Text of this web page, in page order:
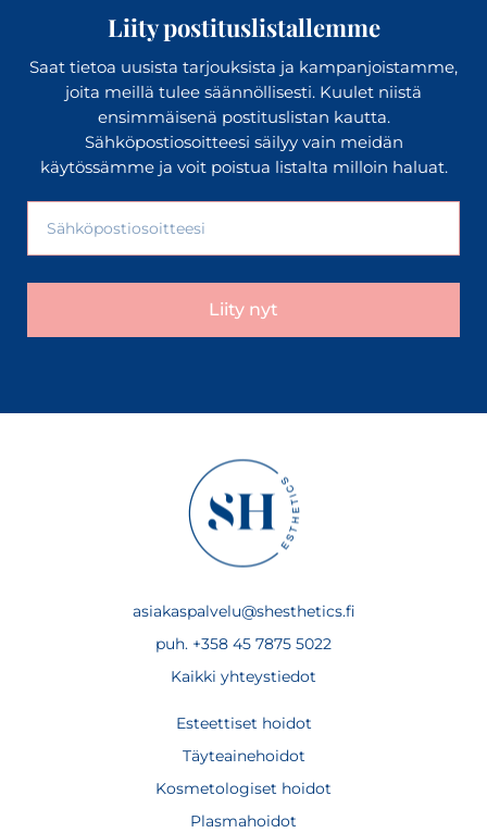
Liity postituslistallemme
Saat tietoa uusista tarjouksista ja kampanjoistamme,
joita meillä tulee säännöllisesti. Kuulet niistä
ensimmäisenä postituslistan kautta.
Sähköpostiosoitteesi säilyy vain meidän
käytössämme ja voit poistua listalta milloin haluat.
Liity nyt
asiakaspalvelu@shesthetics.fi
puh. +358 45 7875 5022
Kaikki yhteystiedot
Esteettiset hoidot
Täyteainehoidot
Kosmetologiset hoidot
Plasmahoidot